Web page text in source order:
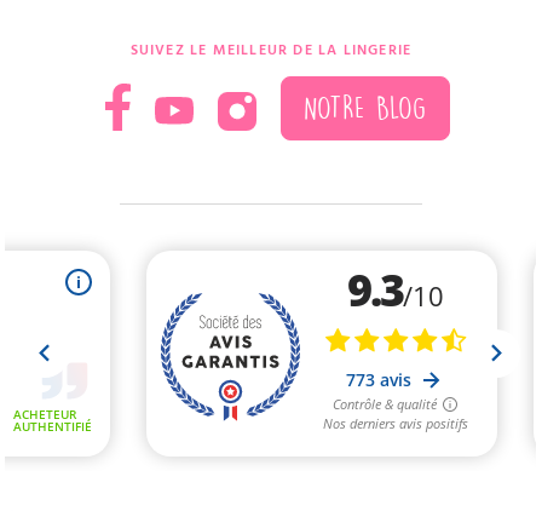
SUIVEZ LE MEILLEUR DE LA LINGERIE
NOTRE BLOG